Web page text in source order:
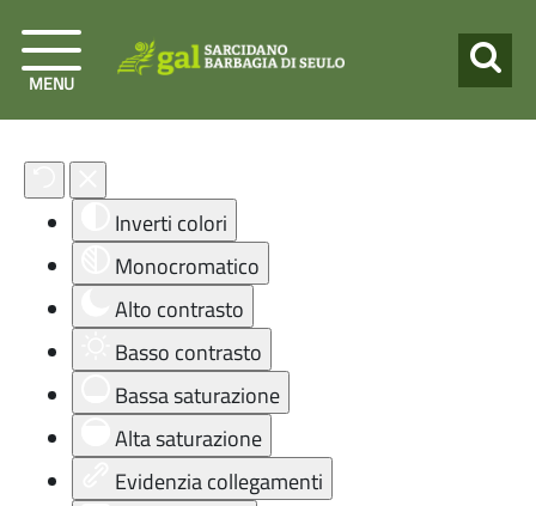
Inverti colori
Monocromatico
Alto contrasto
Basso contrasto
Bassa saturazione
Alta saturazione
Evidenzia collegamenti
MENU